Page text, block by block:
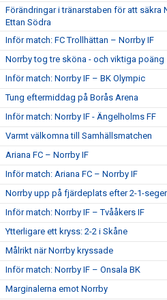
Förändringar i tränarstaben för att säkra
Ettan Södra
Inför match: FC Trollhättan – Norrby IF
Norrby tog tre sköna - och viktiga poäng
Inför match: Norrby IF – BK Olympic
Tung eftermiddag på Borås Arena
Inför match: Norrby IF - Ängelholms FF
Varmt välkomna till Samhällsmatchen
Ariana FC – Norrby IF
Inför match: Ariana FC – Norrby IF
Norrby upp på fjärdeplats efter 2-1-seger
Inför match: Norrby IF – Tvååkers IF
Ytterligare ett kryss: 2-2 i Skåne
Målrikt när Norrby kryssade
Inför match: Norrby IF – Onsala BK
Marginalerna emot Norrby